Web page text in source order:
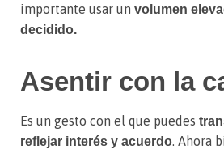
importante usar un volumen
decidido.
Asentir con la
Es un gesto con el que puedes
reflejar interés y acuerdo. Ahora